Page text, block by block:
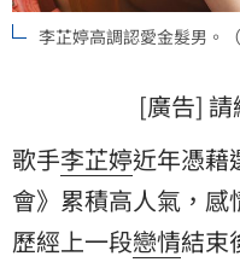
李芷婷高調認愛金髮男。
[廣告]
歌手李芷婷近年憑藉
會》累積高人氣，
歷經上一段戀情結束